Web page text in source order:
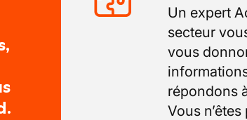
Un expert
secteur
vous
répondons
Vous